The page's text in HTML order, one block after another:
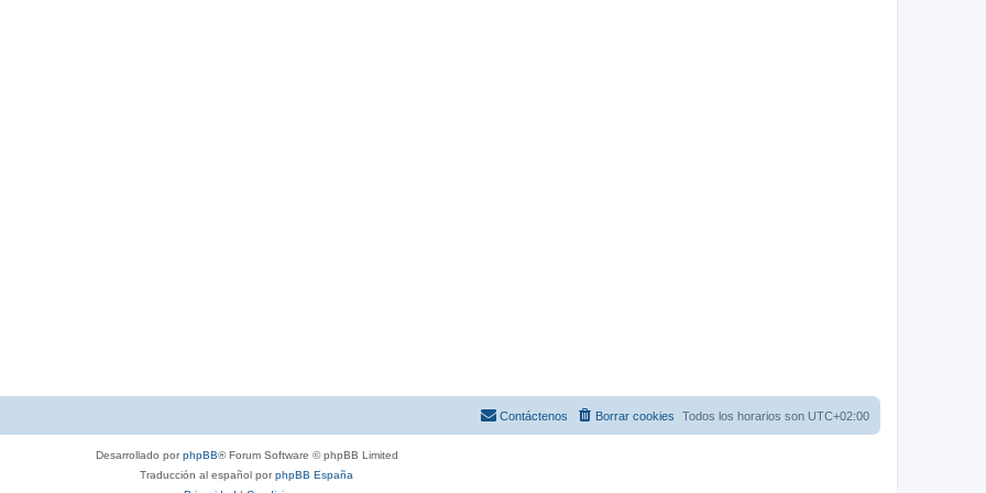
Todos los horarios son UTC+02:00
Borrar cookies
Contáctenos
Desarrollado porphpBB® Forum Software © phpBB Limited
Traducción al español porphpBB España